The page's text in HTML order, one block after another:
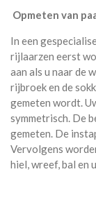
Opmeten van
In een
rijlaarzen eerst
aan als u naar de
rijbroek en de
gemeten wordt.
symmetrisch. De
gemeten. De
Vervolgens
hiel, wreef, bal en